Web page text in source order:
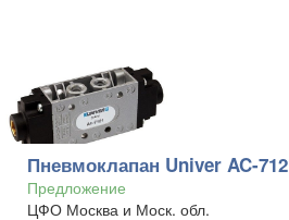
Пневмоклапан Univer AC-
Предложение
ЦФО Москва и Моск. обл.